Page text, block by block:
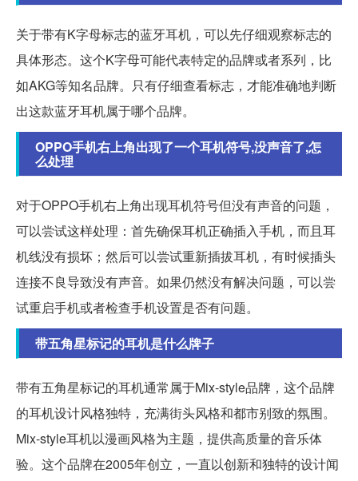
关于带有K字母标志的蓝牙耳机，可以先仔细观察标志的
具体形态。这个K字母可能代表特定的品牌或者系列，比
如AKG等知名品牌。只有仔细查看标志，才能准确地判断
出这款蓝牙耳机属于哪个品牌。
OPPO手机右上角出现了一个耳机符号,没声音了,怎
么处理
对于OPPO手机右上角出现耳机符号但没有声音的问题，
可以尝试这样处理：首先确保耳机正确插入手机，而且耳
机线没有损坏；然后可以尝试重新插拔耳机，有时候插头
连接不良导致没有声音。如果仍然没有解决问题，可以尝
试重启手机或者检查手机设置是否有问题。
带五角星标记的耳机是什么牌子
带有五角星标记的耳机通常属于Mix-style品牌，这个品牌
的耳机设计风格独特，充满街头风格和都市别致的氛围。
Mix-style耳机以漫画风格为主题，提供高质量的音乐体
验。这个品牌在2005年创立，一直以创新和独特的设计闻